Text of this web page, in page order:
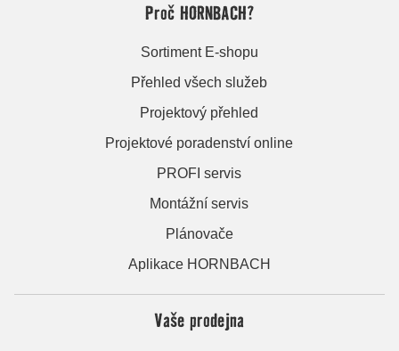
Proč HORNBACH?
Sortiment E-shopu
Přehled všech služeb
Projektový přehled
Projektové poradenství online
PROFI servis
Montážní servis
Plánovače
Aplikace HORNBACH
Vaše prodejna